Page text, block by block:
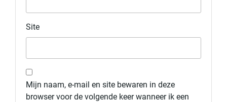
Site
Mijn naam, e-mail en site bewaren in deze
browser voor de volgende keer wanneer ik een